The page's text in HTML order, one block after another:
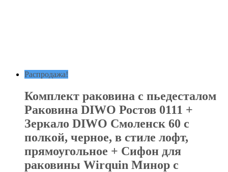
Распродажа!
Комплект раковина с пьедесталом
Раковина DIWO Ростов 0111 +
Зеркало DIWO Смоленск 60 с
полкой, черное, в стиле лофт,
прямоугольное + Сифон для
раковины Wirquin Минор с